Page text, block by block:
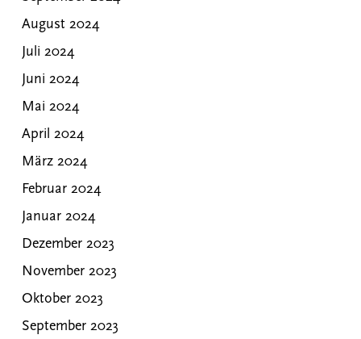
August 2024
Juli 2024
Juni 2024
Mai 2024
April 2024
März 2024
Februar 2024
Januar 2024
Dezember 2023
November 2023
Oktober 2023
September 2023